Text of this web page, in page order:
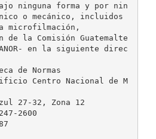
ninguna forma y por nin
o mecánico, incluidos
microfilmación,
la Comisión Guatemalte
en la siguiente direc
de Normas
Centro Nacional de M
27-32, Zona 12
2600